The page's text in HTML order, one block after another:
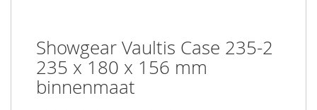
Showgear Vaultis Case 235-2
235 x 180 x 156 mm
binnenmaat